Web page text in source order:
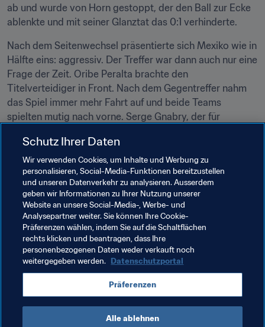
ab und wurde von Horn gestoppt, der den Ball zur Ecke
ablenkte und mit seiner Glanztat das 0:1 verhinderte.
Nach dem Seitenwechsel präsentierte sich Mexiko wie in
Hälfte eins: aggressiv. Der Treffer war dann auch nur eine
Frage der Zeit. Oribe Peralta brachte den
Titelverteidiger in Front. Nach dem Gegentreffer nahm
das Spiel immer mehr Fahrt auf und beide Teams
spielten mutig nach vorne. Serge Gnabry, der für
Zeit später aus. Nach einem Traumpass von Süle rannte
Gnabry auf Talavera zu und schob den Ball am Torhüter
vorbei ins Netz. Jetzt ging es Schlag auf Schlag und
Mexiko ging durch Rodolfo Pizarro postwendend wieder
in Führung. FIFA-Weltmeister Matthias Ginter setzte in
der 78. Minute per Kopfball den Schlusspunkt zum 2:2,
nachdem er von Brandt perfekt bedient wurde.
Verwandte Themen
Germany Mexico UEFA Concacaf
Schutz Ihrer Daten
Wir verwenden Cookies, um Inhalte und Werbung zu
personalisieren, Social-Media-Funktionen bereitzustellen
und unseren Datenverkehr zu analysieren. Ausserdem
geben wir Informationen zu Ihrer Nutzung unserer
Website an unsere Social-Media-, Werbe- und
Analysepartner weiter. Sie können Ihre Cookie-
Präferenzen wählen, indem Sie auf die Schaltflächen
rechts klicken und beantragen, dass Ihre
personenbezogenen Daten weder verkauft noch
weitergegeben werden. Datenschutzportal
Präferenzen
Alle ablehnen